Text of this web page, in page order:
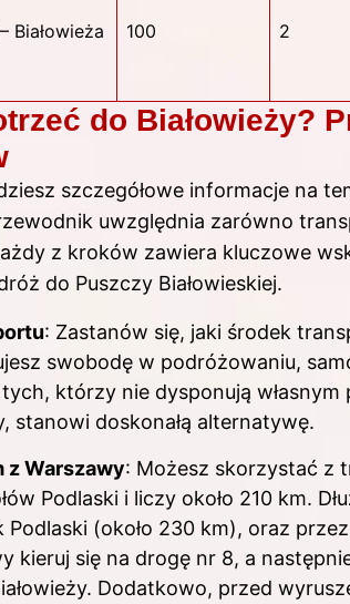
Białowieża 100 2
do Białowieży?
szczegółowe informacje na
uwzględnia zarówno
z kroków zawiera kluczowe
do Puszczy Białowieskiej.
: Zastanów się, jaki środek
swobodę w podróżowaniu,
którzy nie dysponują
stanowi doskonałą alternatywę.
z Warszawy: Możesz skorzystać z
Podlaski i liczy około 210 km.
Podlaski (około 230 km), oraz
kieruj się na drogę nr 8, a
Dodatkowo, przed